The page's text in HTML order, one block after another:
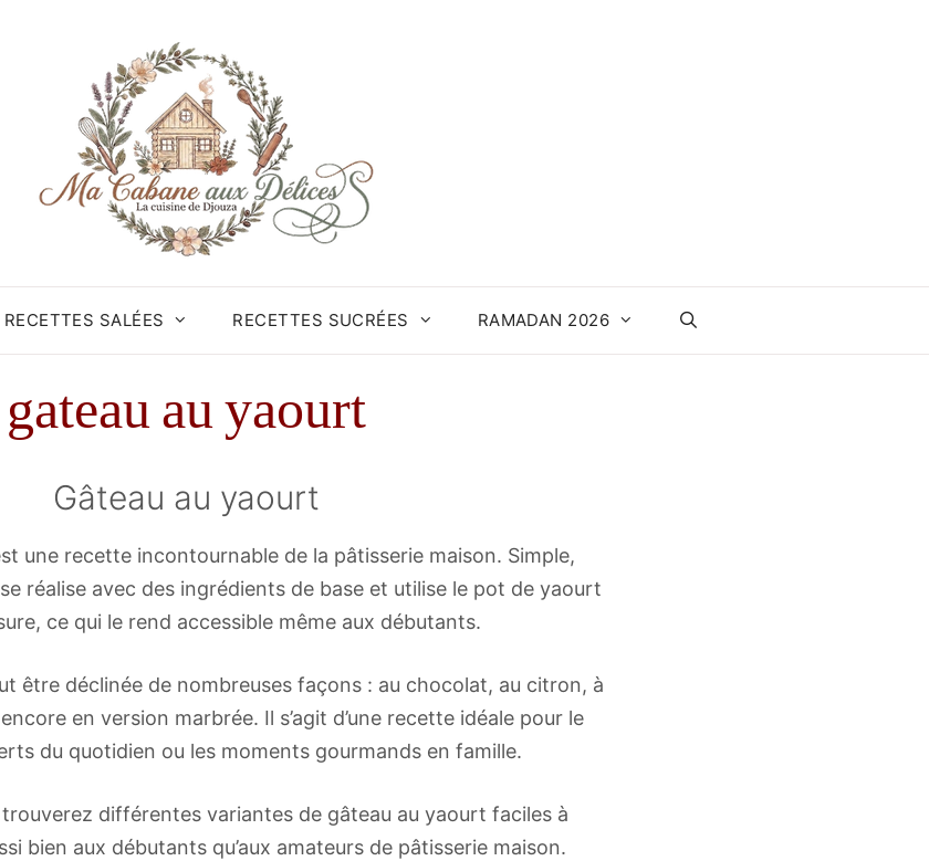
RECETTES SALÉES RECETTES SUCRÉES RAMADAN 2026
gateau au yaourt
Gâteau au yaourt
une recette incontournable de la pâtisserie maison. Simple,
réalise avec des ingrédients de base et utilise le pot de yaourt
ce qui le rend accessible même aux débutants.
être déclinée de nombreuses façons : au chocolat, au citron, à
en version marbrée. Il s’agit d’une recette idéale pour le
du quotidien ou les moments gourmands en famille.
différentes variantes de gâteau au yaourt faciles à
bien aux débutants qu’aux amateurs de pâtisserie maison.